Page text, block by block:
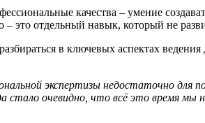
качества – умение
это отдельный навык, который не
в ключевых аспектах
экспертизы недостаточно для
стало очевидно , что всё это время мы